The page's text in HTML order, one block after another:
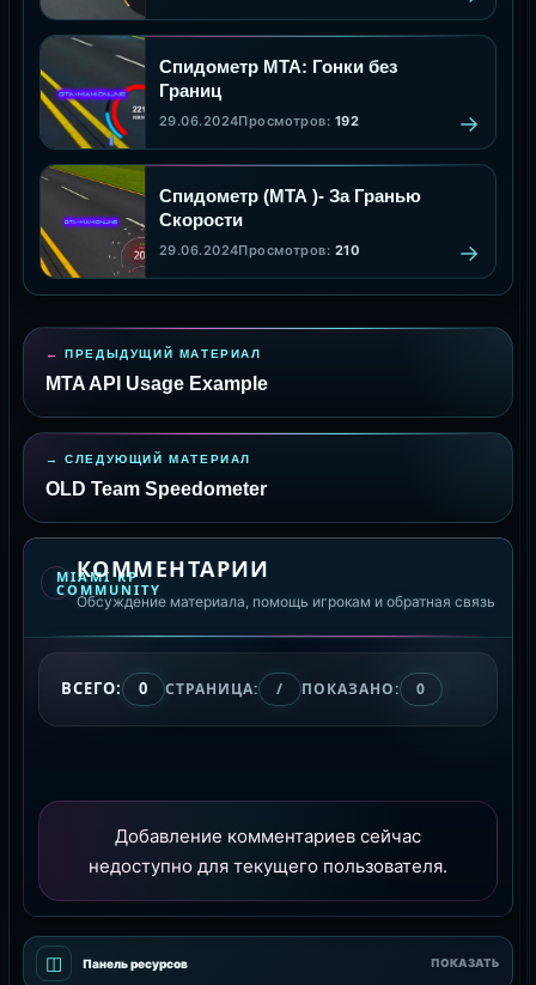
◫ Панель ресурсов ПОКАЗАТЬ
Спидометр МТА: Гонки без
Границ
29.06.2024Просмотров: 192
Спидометр (МТА )- За Гранью
Скорости
29.06.2024Просмотров: 210
ПРЕДЫДУЩИЙ МАТЕРИАЛ
MTA API Usage Example
СЛЕДУЮЩИЙ МАТЕРИАЛ
OLD Team Speedometer
MIAMI RP
COMMUNITY
КОММЕНТАРИИ
Обсуждение материала, помощь игрокам и обратная связь
ВСЕГО: 0 СТРАНИЦА: / ПОКАЗАНО: 0
Добавление комментариев сейчас
недоступно для текущего пользователя.